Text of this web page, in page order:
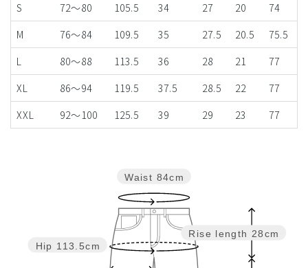
S
72～80 105.5 34 27 20
74
M
76～84 109.5 35 27.5 20.5
75.5
L
80～88 113.5 36 28 21
77
XL
86～94 119.5 37.5 28.5 22
77
XXL
92～100 125.5 39 29 23 77
Rise length 28cm
Hip 113.5cm
Waist 84cm